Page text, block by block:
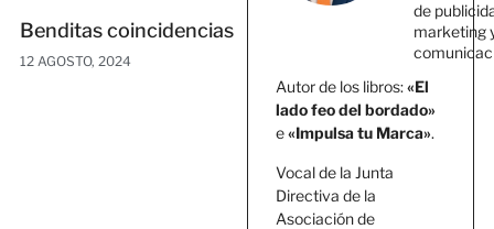
Benditas coincidencias
12 AGOSTO, 2024
de
marketing
Autor de los libros:«El
lado feo del bordado»
e«Impulsa tu Marca».
Vocal de la Junta
Directiva de la
Asociación de